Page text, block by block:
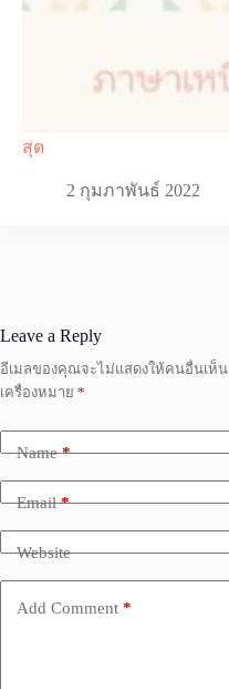
สุด
2 กุมภาพันธ์ 2022
Leave a Reply
อีเมลของคุณจะไม่แสดงให้คนอื่นเห็น
เครื่องหมาย *
Name*
Email*
Website
Add Comment *